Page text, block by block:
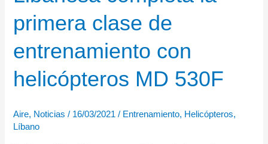
primera clase de
entrenamiento con
helicópteros MD 530F
Aire, Noticias / 16/03/2021/ Entrenamiento, Helicópteros,
Líbano